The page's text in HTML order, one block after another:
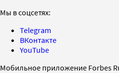
Мы в соцсетях:
Telegram
ВКонтакте
YouTube
Мобильное приложение Forbes